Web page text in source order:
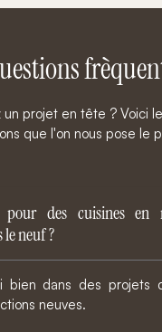
un projet en tête ? Voici
que l'on nous pose le
pour des cuisines en
neuf ?
bien dans des projets
neuves.